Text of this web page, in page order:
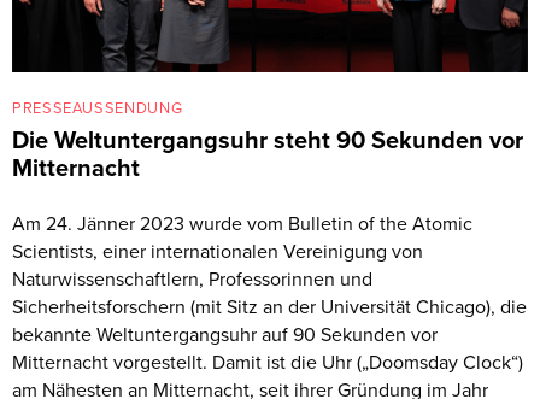
PRESSEAUSSENDUNG
Die Weltuntergangsuhr steht 90 Sekunden vor
Mitternacht
Am 24. Jänner 2023 wurde vom Bulletin of the Atomic
Scientists, einer internationalen Vereinigung von
Naturwissenschaftlern, Professorinnen und
Sicherheitsforschern (mit Sitz an der Universität Chicago), die
bekannte Weltuntergangsuhr auf 90 Sekunden vor
Mitternacht vorgestellt. Damit ist die Uhr („Doomsday Clock“)
am Nähesten an Mitternacht, seit ihrer Gründung im Jahr